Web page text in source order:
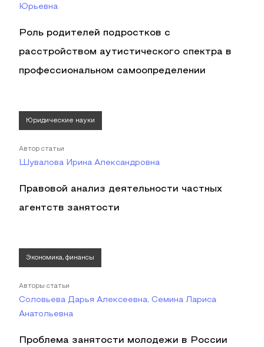
Юрьевна
Роль родителей подростков с
расстройством аутистического спектра в
профессиональном самоопределении
Юридические науки
Автор статьи
Шувалова Ирина Александровна
Правовой анализ деятельности частных
агентств занятости
Экономика, финансы
Авторы статьи
Соловьева Дарья Алексеевна, Семина Лариса
Анатольевна
Проблема занятости молодежи в России